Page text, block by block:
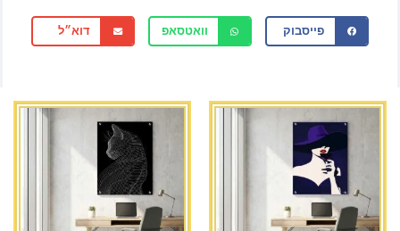
פייסבוק וואטסאפ דוא״ל